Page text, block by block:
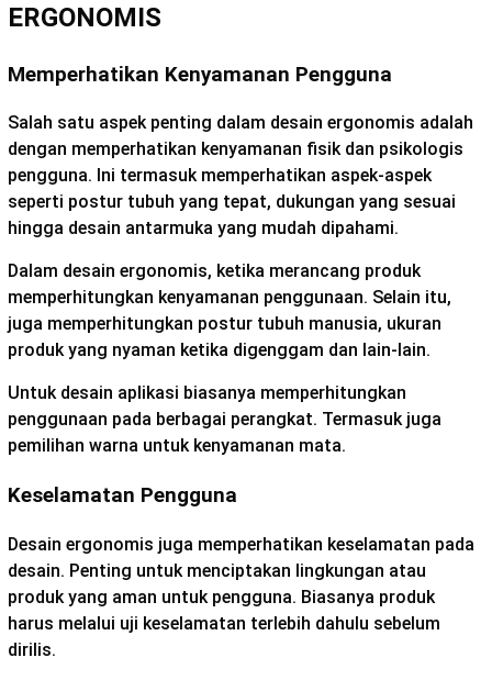
ERGONOMIS
Memperhatikan Kenyamanan Pengguna
Salah satu aspek penting dalam desain ergonomis adalah
dengan memperhatikan kenyamanan fisik dan psikologis
pengguna. Ini termasuk memperhatikan aspek-aspek
seperti postur tubuh yang tepat, dukungan yang sesuai
hingga desain antarmuka yang mudah dipahami.
Dalam desain ergonomis, ketika merancang produk
memperhitungkan kenyamanan penggunaan. Selain itu,
juga memperhitungkan postur tubuh manusia, ukuran
produk yang nyaman ketika digenggam dan lain-lain.
Untuk desain aplikasi biasanya memperhitungkan
penggunaan pada berbagai perangkat. Termasuk juga
pemilihan warna untuk kenyamanan mata.
Keselamatan Pengguna
Desain ergonomis juga memperhatikan keselamatan pada
desain. Penting untuk menciptakan lingkungan atau
produk yang aman untuk pengguna. Biasanya produk
harus melalui uji keselamatan terlebih dahulu sebelum
dirilis.